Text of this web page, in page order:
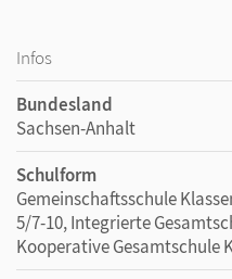
Infos
Bundesland
Sachsen-Anhalt
Schulform
Gemeinschaftsschule
5/7-10, Integrierte
Kooperative Gesamtschule